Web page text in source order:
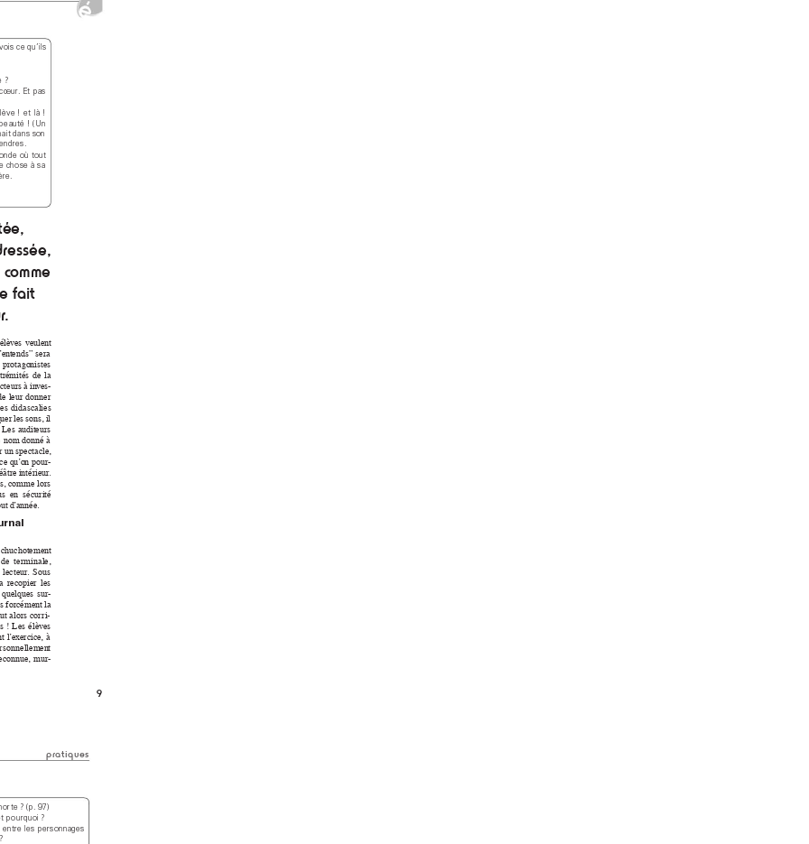
9
élèves veulent
’entends” sera
protago
nistes
s de la
à inves-
leur donner
didascalies
uer les sons, il
Les auditeurs
nom donné à
un spectacle,
ce qu’on pour-
intérieur.
s, comme lors
en sécurité
d’année.
chuchotement
de terminale,
lecteur. Sous
recopier les
quelques sur-
forcément la
alors corri-
! Les élèves
l’exercice
à
sonnellement
mur-
ce qu’ils
?
cœur. Et pas
lève ! et là !
beauté ! (
Un
t dans son
endres.
où tout
chose à sa
ée,
essée,
comme
fait
.
pratiques
te ? (p. 97)
pourquoi ?
entre les personnages